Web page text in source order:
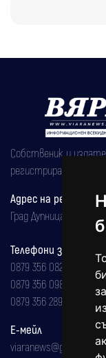
Собственик и
регистрирана на
Адрес на
Град Дупница,
Телефони за
0879 356 082
0879 356 098
0879 356 289
Е-мейл
viaranews@gmail.com